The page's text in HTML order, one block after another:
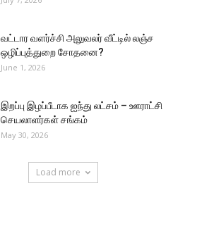
வட்டார வளர்ச்சி அலுவலர் வீட்டில் லஞ்ச
ஒழிப்புத்துறை சோதனை?
June 1, 2026
இறப்பு இழப்பீடாக ஐந்து லட்சம் – ஊராட்சி
செயலாளர்கள் சங்கம்
May 30, 2026
Load more